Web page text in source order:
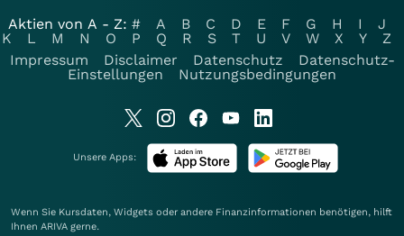
Aktien von A - Z: # A B C D E F G H I
J
K
L M N O P Q R S T U V W X Y
Z
Impressum
Disclaimer Datenschutz
Datenschutz-
Einstellungen
Nutzungsbedingungen
Unsere Apps:
Wenn Sie Kursdaten, Widgets oder andere Finanzinformationen benötigen, hilft
Ihnen ARIVA gerne.